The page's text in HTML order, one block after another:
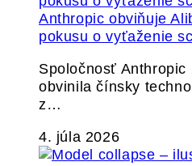
Anthropic obviňuje
pokusu o vyťaženie
Spoločnosť
obvinila čínsky
z…
4. júla 2026